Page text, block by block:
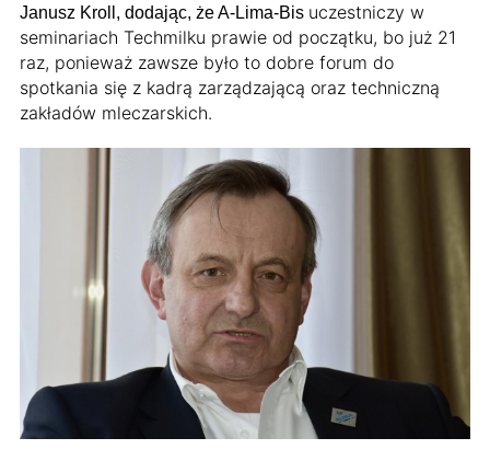
Janusz Kroll, dodając, że A-Lima-Bis uczestniczy w
seminariach Techmilku prawie od początku, bo już 21
raz, ponieważ zawsze było to dobre forum do
spotkania się z kadrą zarządzającą oraz techniczną
zakładów mleczarskich.